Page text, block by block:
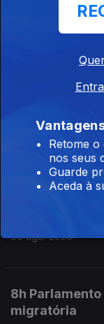
tempo nos
10h Mau
06 ago. 2026
06 ago. 2026
8h
migratória
Retome
nos seus
Guarde
Aceda à